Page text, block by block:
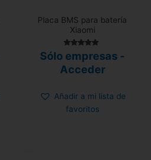
Placa BMS para batería
Xiaomi
5.00
Sólo empresas -
Acceder
Añadir a mi lista de
favoritos